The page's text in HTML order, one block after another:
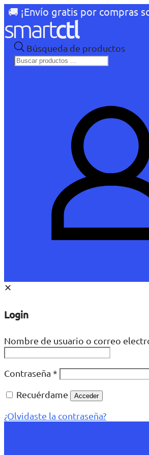
🚚 ¡Envío gratis por compras
Búsqueda de productos
✕
Login
Nombre de usuario o correo
Contraseña *
Recuérdame
Acceder
¿Olvidaste la contraseña?